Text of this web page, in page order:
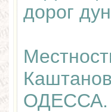
дорог
ОДЕССА.